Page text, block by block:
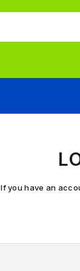
If you have an